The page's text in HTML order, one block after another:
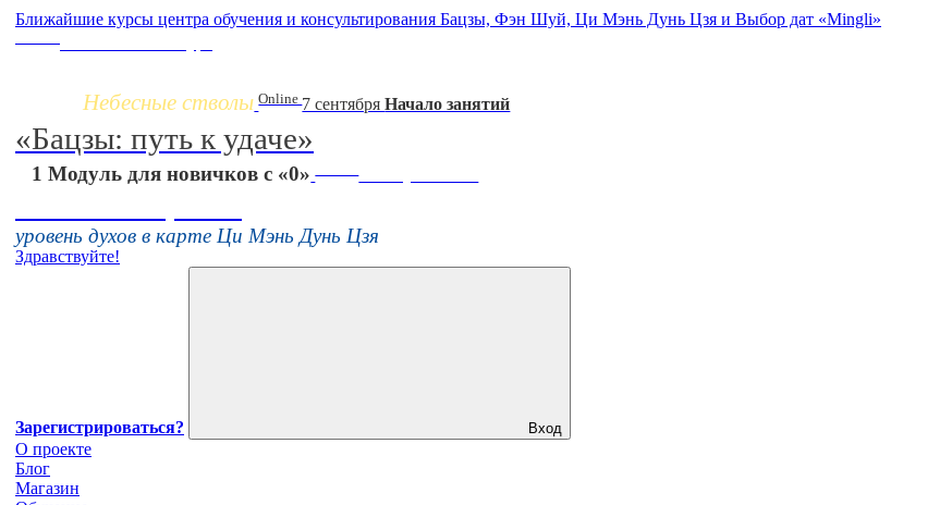
Ближайшие курсы центра обучения и консультирования Бацзы, Фэн Шуй, Ци Мэнь Дунь Цзя и Выбор дат «Mingli»
Небесные стволы Online 7 сентябряНачало занятий
«Бацзы: путь к удаче»
1 Модуль для новичков с «0» 16 августа 11:00
уровень духов в карте Ци Мэнь Дунь Цзя
Здравствуйте!
Зарегистрироваться? Вход
О проекте
Блог
Магазин